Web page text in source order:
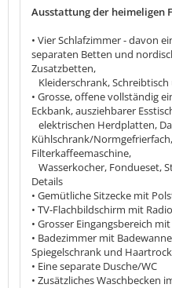
Ausstattung der heimeligen
• Vier Schlafzimmer - davon
separaten Betten und
Zusatzbetten,
Kleiderschrank,
• Grosse, offene vollständig
Eckbank, ausziehbarer
elektrischen Herdplatten,
Kühlschrank/
Filterkaffeemaschine,
Wasserkocher, Fondueset,
Details
• Gemütliche Sitzecke mit
• TV-Flachbildschirm mit
• Grosser Eingangsbereich
• Badezimmer mit
Spiegelschrank und
• Eine separate Dusche/WC
• Zusätzliches Waschbecken